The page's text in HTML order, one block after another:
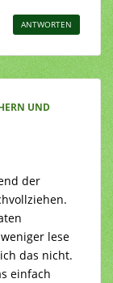
ANTWORTEN
UND
der
lese
das nicht.
einfach